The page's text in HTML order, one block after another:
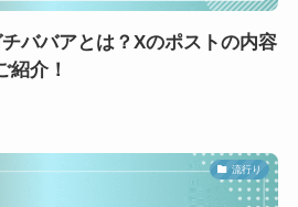
チババアとは？Xのポストの内容
紹介！
流行り